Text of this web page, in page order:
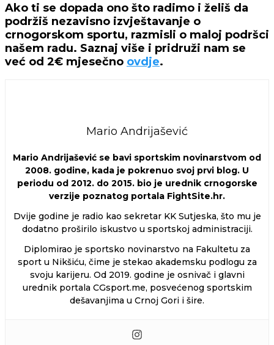
Ako ti se dopada ono što radimo i želiš da
podržiš nezavisno izvještavanje o
crnogorskom sportu, razmisli o maloj podršci
našem radu. Saznaj više i pridruži nam se
već od 2€ mjesečno ovdje.
Mario Andrijašević
Mario Andrijašević se bavi sportskim novinarstvom od
2008. godine, kada je pokrenuo svoj prvi blog. U
periodu od 2012. do 2015. bio je urednik crnogorske
verzije poznatog portala FightSite.hr.
Dvije godine je radio kao sekretar KK Sutjeska, što mu je
dodatno proširilo iskustvo u sportskoj administraciji.
Diplomirao je sportsko novinarstvo na Fakultetu za
sport u Nikšiću, čime je stekao akademsku podlogu za
svoju karijeru. Od 2019. godine je osnivač i glavni
urednik portala CGsport.me, posvećenog sportskim
dešavanjima u Crnoj Gori i šire.